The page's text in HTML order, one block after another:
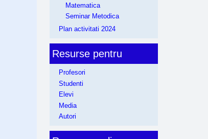
Matematica
Seminar Metodica
Plan activitati 2024
Resurse pentru
Profesori
Studenti
Elevi
Media
Autori